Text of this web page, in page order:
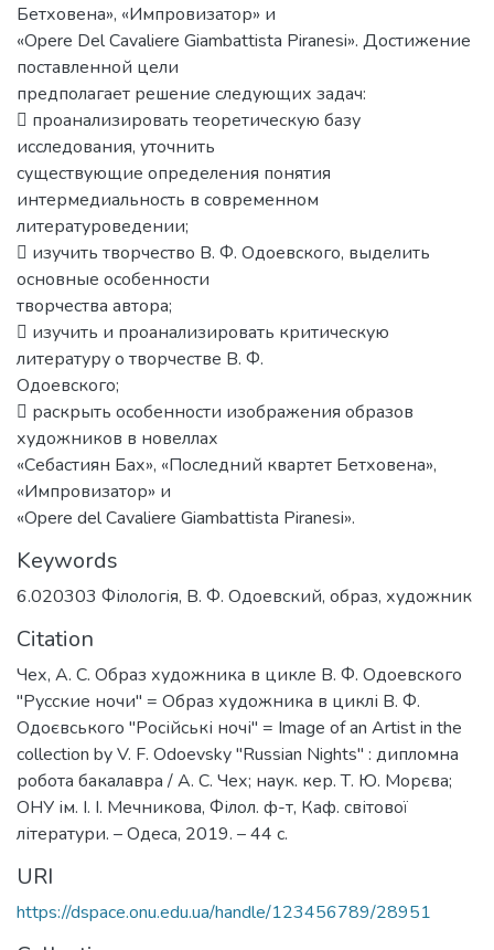
Бетховена», «Импровизатор» и
«Opere Del Cavaliere Giambattista Piranesi». Достижение
поставленной цели
предполагает решение следующих задач:
 проанализировать теоретическую базу
исследования, уточнить
существующие определения понятия
интермедиальность в современном
литературоведении;
 изучить творчество В. Ф. Одоевского, выделить
основные особенности
творчества автора;
 изучить и проанализировать критическую
литературу о творчестве В. Ф.
Одоевского;
 раскрыть особенности изображения образов
художников в новеллах
«Себастиян Бах», «Последний квартет Бетховена»,
«Импровизатор» и
«Opere del Cavaliere Giambattista Piranesi».
Keywords
6.020303 Філологія, В. Ф. Одоевский, образ, художник
Citation
Чех, А. С. Образ художника в цикле В. Ф. Одоевского
"Русские ночи" = Образ художника в циклі В. Ф.
Одоєвського "Російські ночі" = Image of an Artist in the
collection by V. F. Odoevsky "Russian Nights" : дипломна
робота бакалавра / А. С. Чех; наук. кер. Т. Ю. Морєва;
ОНУ ім. І. І. Мечникова, Філол. ф-т, Каф. світової
літератури. – Одеса, 2019. – 44 с.
URI
https://dspace.onu.edu.ua/handle/123456789/28951